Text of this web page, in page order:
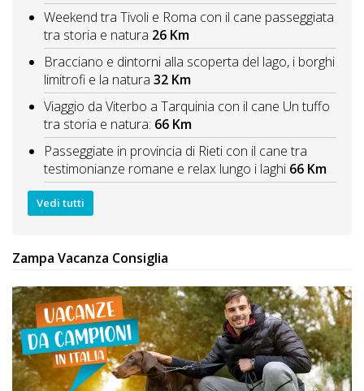
Weekend tra Tivoli e Roma con il cane passeggiata
tra storia e natura 26 Km
Bracciano e dintorni alla scoperta del lago, i borghi
limitrofi e la natura 32 Km
Viaggio da Viterbo a Tarquinia con il cane Un tuffo
tra storia e natura: 66 Km
Passeggiate in provincia di Rieti con il cane tra
testimonianze romane e relax lungo i laghi 66 Km
Vedi tutti
Zampa Vacanza Consiglia